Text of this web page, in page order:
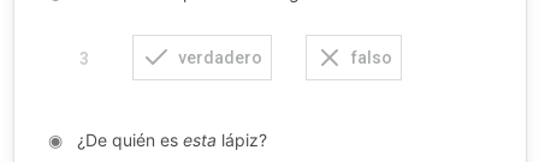
3 verdadero falso
◉¿De quién es esta lápiz?